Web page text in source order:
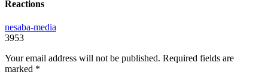
Reactions
nesaba-media
3953
Your email address will not be published. Required fields are
marked *